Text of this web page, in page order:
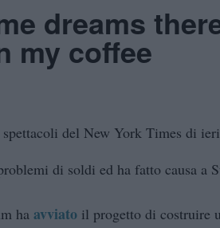
dreams
my coffee
del New York Times di
di soldi ed ha fatto causa a
ha avviato il progetto di costruire